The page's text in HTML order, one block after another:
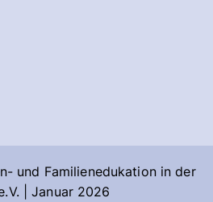
und Familienedukation in der
| Januar 2026